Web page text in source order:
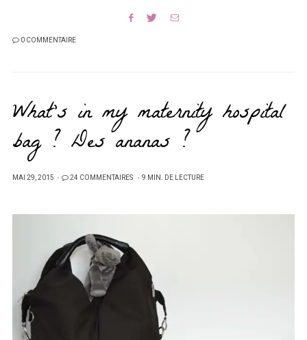
0 COMMENTAIRE
What’s in my maternity hospital
bag ? Des ananas ?
PUBLIÉ
MAI 29, 2015 24 COMMENTAIRES 9 MIN. DE LECTURE